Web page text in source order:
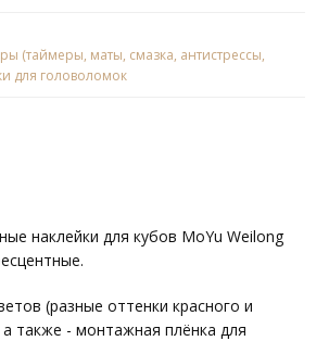
(таймеры, маты, смазка, антистрессы,
для головоломок
наклейки для кубов MoYu Weilong
(разные оттенки красного и
также - монтажная плёнка для